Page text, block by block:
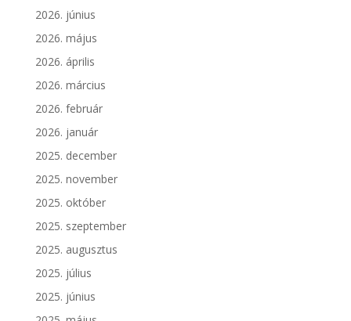
2026. június
2026. május
2026. április
2026. március
2026. február
2026. január
2025. december
2025. november
2025. október
2025. szeptember
2025. augusztus
2025. július
2025. június